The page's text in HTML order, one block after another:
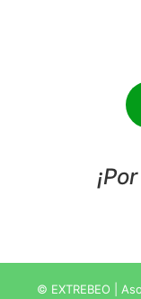
© EXTREBEO |